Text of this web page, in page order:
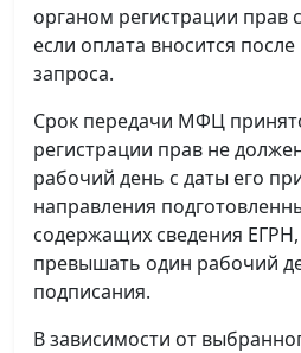
органом регистрации прав
если оплата вносится
запроса.
Срок передачи МФЦ
регистрации прав не
рабочий день с даты его
направления
содержащих сведения
превышать один рабочий
подписания.
В зависимости от